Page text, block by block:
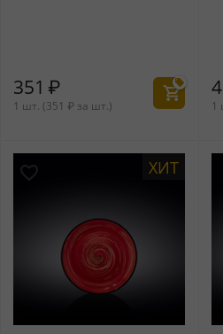
351 ₽
1 шт. (351 ₽ за шт.) 1
ХИТ